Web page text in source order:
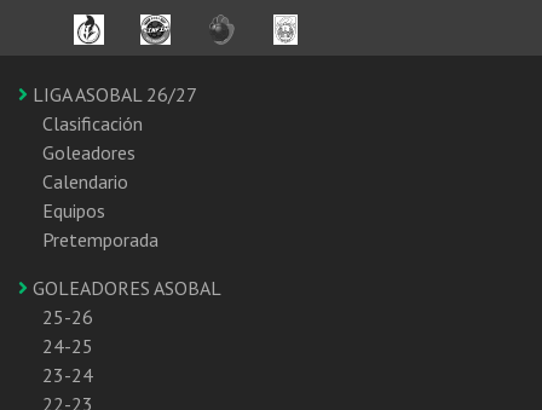
LIGA ASOBAL 26/27
Clasificación
Goleadores
Calendario
Equipos
Pretemporada
GOLEADORES ASOBAL
25-26
24-25
23-24
22-23